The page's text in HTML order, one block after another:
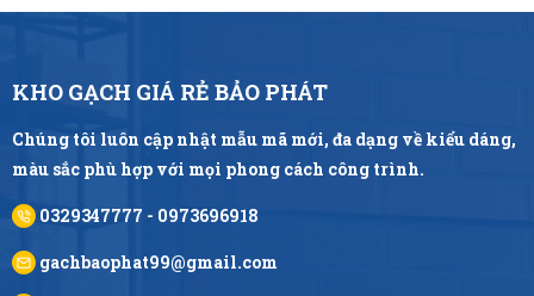
KHO GẠCH GIÁ RẺ BẢO PHÁT
Chúng tôi luôn cập nhật mẫu mã mới, đa dạng về kiểu dáng,
màu sắc phù hợp với mọi phong cách công trình.
0329347777 - 0973696918
gachbaophat99@gmail.com